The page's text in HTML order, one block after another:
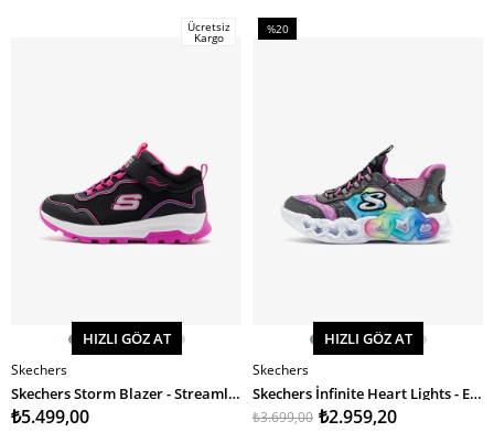
SEPETE EKLE
Ücretsiz
Kargo
HIZLI GÖZ AT
Skechers
Skechers Storm Blazer - Streamline Coast Kız Çocuk Bot
₺5.499,00
SEPETE EKLE
%20
HIZLI GÖZ AT
Skechers
Skechers İnfinite Heart Lights - Eternal Shimmer Kız Çocuk Spor Ayakkabı
₺2.959,20
₺3.699,00